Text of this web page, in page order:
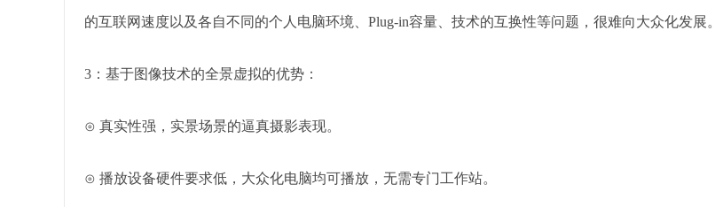
的互联网速度以及各自不同的个人电脑环境、Plug-in容量、技术的互换性等问题，很难向大众化发展。
3：基于图像技术的全景虚拟的优势：
⊙ 真实性强，实景场景的逼真摄影表现。
⊙ 播放设备硬件要求低，大众化电脑均可播放，无需专门工作站。